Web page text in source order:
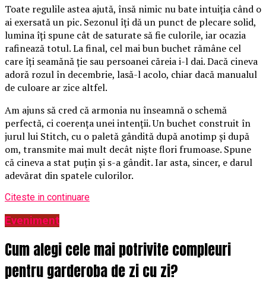
Toate regulile astea ajută, însă nimic nu bate intuiția când o
ai exersată un pic. Sezonul îți dă un punct de plecare solid,
lumina îți spune cât de saturate să fie culorile, iar ocazia
rafinează totul. La final, cel mai bun buchet rămâne cel
care îți seamănă ție sau persoanei căreia i-l dai. Dacă cineva
adoră rozul în decembrie, lasă-l acolo, chiar dacă manualul
de culoare ar zice altfel.
Am ajuns să cred că armonia nu înseamnă o schemă
perfectă, ci coerența unei intenții. Un buchet construit în
jurul lui Stitch, cu o paletă gândită după anotimp și după
om, transmite mai mult decât niște flori frumoase. Spune
că cineva a stat puțin și s-a gândit. Iar asta, sincer, e darul
adevărat din spatele culorilor.
Citeste in continuare
Eveniment
Cum alegi cele mai potrivite compleuri
pentru garderoba de zi cu zi?